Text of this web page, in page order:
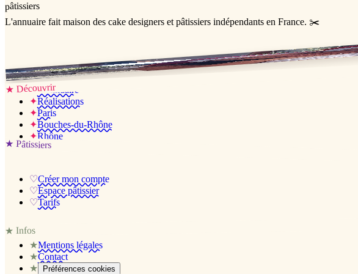
pâtissiers
L'annuaire fait maison des cake designers et pâtissiers indépendants en France. ✂️
Jessica & Jérémy ♡
★Découvrir
✦L’annuaire
✦Réalisations
✦Paris
✦Bouches-du-Rhône
✦Rhône
★ Pâtissiers
♡Créer mon compte
♡Espace pâtissier
♡Tarifs
★Infos
★Mentions légales
★Contact
★
Préférences cookies